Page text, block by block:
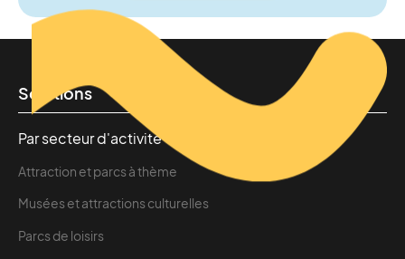
Solutions
Par secteur d'activité
Attraction et parcs à thème
Musées et attractions culturelles
Parcs de loisirs